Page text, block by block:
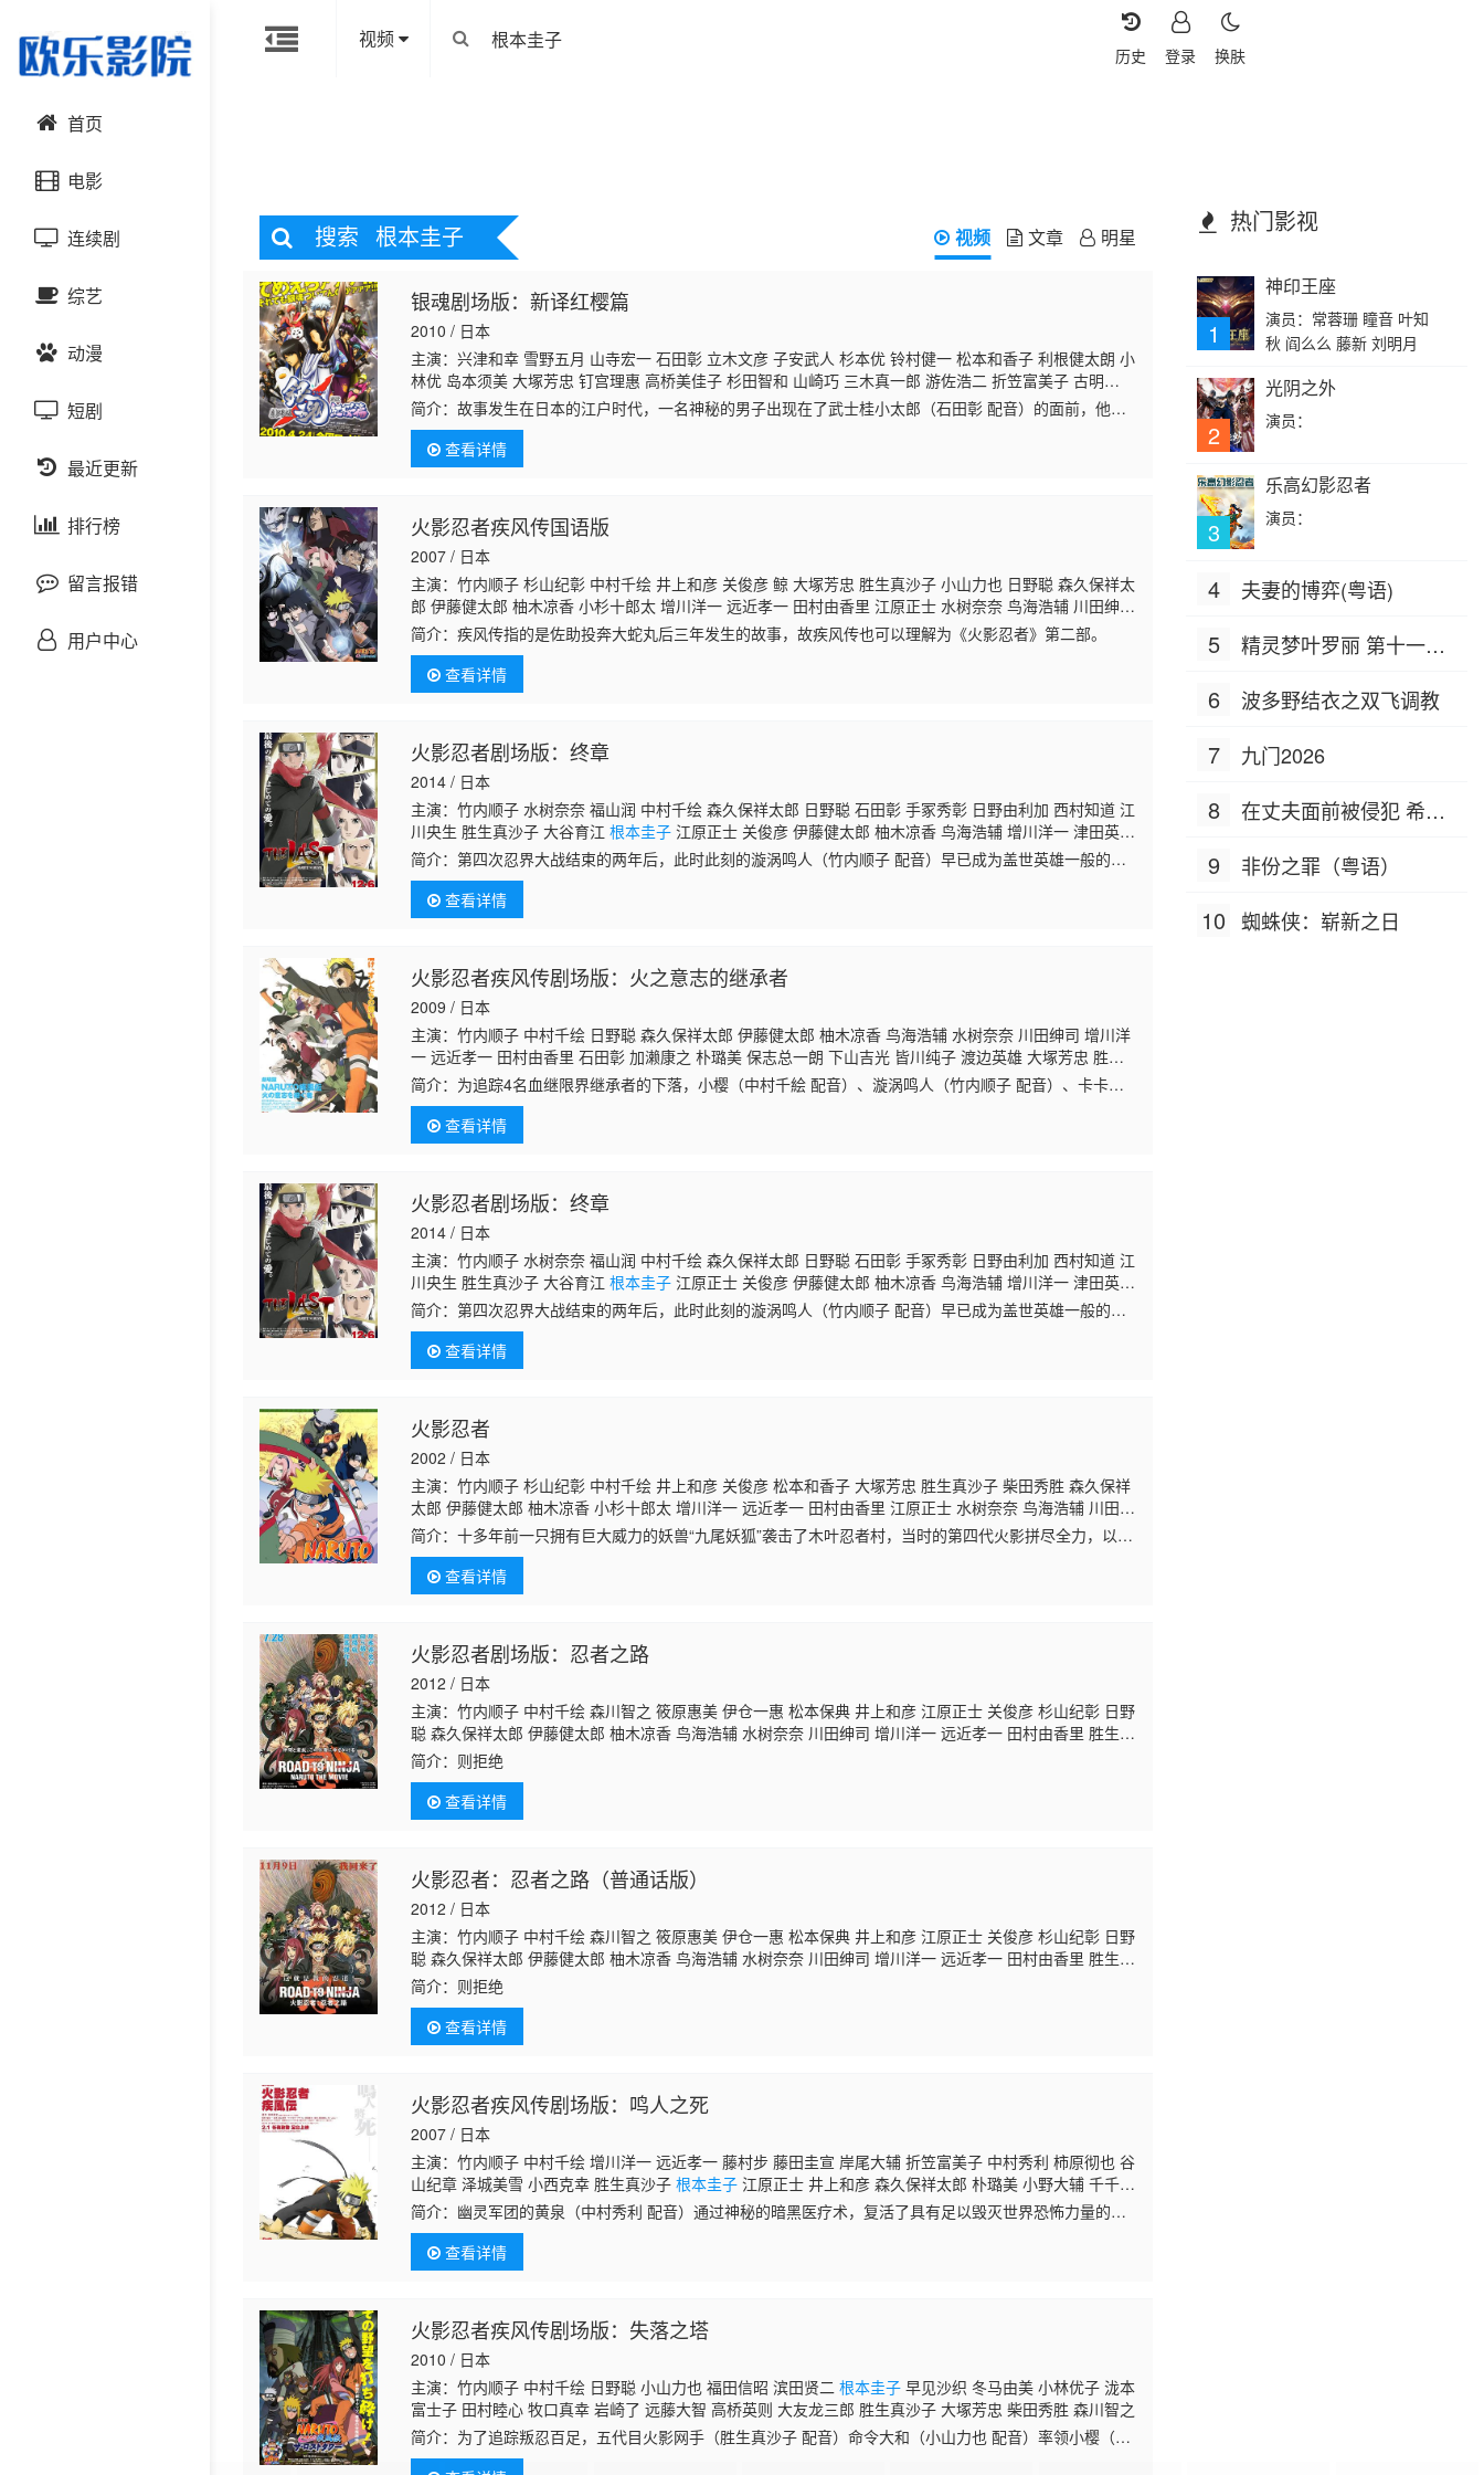
视频
换肤
登录
历史
首页
电影
动作片
喜剧片
爱情片
科幻片
恐怖片
剧情片
战争片
悬疑片
连续剧
国产剧
港台剧
日韩剧
欧美剧
泰国剧
综艺
大陆综艺
日韩综艺
港台综艺
欧美综艺
动漫
国产动漫
日韩动漫
欧美动漫
短剧
最近更新
排行榜
留言报错
用户中心
搜索 根本圭子 视频 文章 明星
银魂剧场版：新译红樱篇
2010 / 日本
主演：兴津和幸 雪野五月 山寺宏一 石田彰 立木文彦 子安武人 杉本优 铃村健一 松本和香子 利根健太朗 小
林优 岛本须美 大塚芳忠 钉宫理惠 高桥美佳子 杉田智和 山崎巧 三木真一郎 游佐浩二 折笠富美子 古明
华 堂坂晃三 茶风林 阪口大助 中井和哉 日野聪 高松信司 宫崎宽务 千叶进步 冈崎雅纮 若本规夫 高桥研
二根本圭子青山穰 大西健晴 早水理沙 铃木清信 太田哲治 坂口候一 传坂勉 喜山茂雄 近藤浩德 石川和之
简介：故事发生在日本的江户时代，一名神秘的男子出现在了武士桂小太郎（石田彰 配音）的面前，他手
握妖刀“红樱”，要求试刀，这个夜晚之后，桂便下落不明。桂的宠物伊丽莎白（高松信司 配音）找到万事
屋的神乐（钉宫理
查看详情
火影忍者疾风传国语版
2007 / 日本
主演：竹内顺子 杉山纪彰 中村千绘 井上和彦 关俊彦 鲸 大塚芳忠 胜生真沙子 小山力也 日野聪 森久保祥太
郎 伊藤健太郎 柚木凉香 小杉十郎太 增川洋一 远近孝一 田村由香里 江原正士 水树奈奈 鸟海浩辅 川田绅
司 落合露美根本圭子大谷育江 重松朋 下屋则子 飞田展男 石田彰 朴璐美 加濑康之 中田让治 谷育子 石川
英郎 檀臣幸 内田直哉 近藤隆 东条加那子 阪口周平 川本克彦 樱井孝宏 寺杣昌纪 土师孝也 堀内贤雄 森田
顺平 田中敦子 小山茉美 神奈延年 中村大树 家中宏 福田信昭 楠大典 本田贵子 平
简介：疾风传指的是佐助投奔大蛇丸后三年发生的故事，故疾风传也可以理解为《火影忍者》第二部。
查看详情
火影忍者剧场版：终章
2014 / 日本
主演：竹内顺子 水树奈奈 福山润 中村千绘 森久保祥太郎 日野聪 石田彰 手冢秀彰 日野由利加 西村知道 江
川央生 胜生真沙子 大谷育江根本圭子 江原正士 关俊彦 伊藤健太郎 柚木凉香 鸟海浩辅 增川洋一 津田英
三 浅井清己 落合露美 河野智之 坪井智浩 朝仓荣介 志田有彩 洞内爱 齐藤贵美子 菊池心 桑原由气 竹内荣
治 高田里穗 桥爪爱 大桥卓弥 常田真太郎 堀内贤雄 佐佐木望 能登麻美子 杉山纪彰 玄田哲章 井上和彦
简介：第四次忍界大战结束的两年后，此时此刻的漩涡鸣人（竹内顺子 配音）早已成为盖世英雄一般的人
物，无论他走到哪里都受到女孩子和小朋友的喜爱与追捧，他似乎也有其享受这样喧嚣欢闹的氛围。与之
相对，壁花小姐日向雏
查看详情
火影忍者疾风传剧场版：火之意志的继承者
2009 / 日本
主演：竹内顺子 中村千绘 日野聪 森久保祥太郎 伊藤健太郎 柚木凉香 鸟海浩辅 水树奈奈 川田绅司 增川洋
一 远近孝一 田村由香里 石田彰 加濑康之 朴璐美 保志总一朗 下山吉光 皆川纯子 渡边英雄 大塚芳忠 胜生
真沙子根本圭子河野智之 坪井智浩 朝仓荣介 柴田秀胜 小杉十郎太 杉山纪彰 小森创介 七绪春日 铃森勘
司 井上和彦
简介： 为追踪4名血继限界继承者的下落，小樱（中村千絵 配音）、漩涡鸣人（竹内顺子 配音）、卡卡西
（井上和彦 配音）和佐井奉命前往。但在岩隐和草隐交界的须弥山失去目标，鸣人和佐井也身受重伤。在
此之后，自称卑留
查看详情
火影忍者剧场版：终章
2014 / 日本
主演：竹内顺子 水树奈奈 福山润 中村千绘 森久保祥太郎 日野聪 石田彰 手冢秀彰 日野由利加 西村知道 江
川央生 胜生真沙子 大谷育江根本圭子 江原正士 关俊彦 伊藤健太郎 柚木凉香 鸟海浩辅 增川洋一 津田英
三 浅井清己 落合露美 河野智之 坪井智浩 朝仓荣介 志田有彩 洞内爱 齐藤贵美子 菊池心 桑原由气 竹内荣
治 高田里穗 桥爪爱 大桥卓弥 常田真太郎 堀内贤雄 佐佐木望 能登麻美子 杉山纪彰 玄田哲章 井上和彦
简介：第四次忍界大战结束的两年后，此时此刻的漩涡鸣人（竹内顺子 配音）早已成为盖世英雄一般的人
物，无论他走到哪里都受到女孩子和小朋友的喜爱与追捧，他似乎也有其享受这样喧嚣欢闹的氛围。与之
相对，壁花小姐日
查看详情
火影忍者
2002 / 日本
主演：竹内顺子 杉山纪彰 中村千绘 井上和彦 关俊彦 松本和香子 大塚芳忠 胜生真沙子 柴田秀胜 森久保祥
太郎 伊藤健太郎 柚木凉香 小杉十郎太 增川洋一 远近孝一 田村由香里 江原正士 水树奈奈 鸟海浩辅 川田绅
司 落合露美 大谷育江 重松朋 下屋则子 飞田展男 石冢运升 浅野真由美 石田彰 加濑康之 朴璐美 中田让
治 保志总一朗 神奈延年 三木真一郎 中村大树 家中宏 福田信昭 楠大典 本田贵子 平田广明 津田健次郎 坪
井智浩 河野智之
简介：十多年前一只拥有巨大威力的妖兽“九尾妖狐”袭击了木叶忍者村，当时的第四代火影拼尽全力，以自
己的生命为代价将“九尾妖狐”封印在了刚出生的鸣人身上。木叶村终于恢复了平静，但村民们却把鸣人当成
像“九尾妖
查看详情
火影忍者剧场版：忍者之路
2012 / 日本
主演：竹内顺子 中村千绘 森川智之 筱原惠美 伊仓一惠 松本保典 井上和彦 江原正士 关俊彦 杉山纪彰 日野
聪 森久保祥太郎 伊藤健太郎 柚木凉香 鸟海浩辅 水树奈奈 川田绅司 增川洋一 远近孝一 田村由香里 胜生真
沙子根本圭子
史 樱井敏治 朝仓荣介 松本忍 宫下典子 织部由香里 大塚芳忠 玄田哲章 内田直哉
简介： 则拒绝
查看详情
火影忍者：忍者之路（普通话版）
2012 / 日本
主演：竹内顺子 中村千绘 森川智之 筱原惠美 伊仓一惠 松本保典 井上和彦 江原正士 关俊彦 杉山纪彰 日野
聪 森久保祥太郎 伊藤健太郎 柚木凉香 鸟海浩辅 水树奈奈 川田绅司 增川洋一 远近孝一 田村由香里 胜生真
沙子根本圭子
史 樱井敏治 朝仓荣介 松本忍 宫下典子 织部由香里 大塚芳忠 玄田哲章 内田直哉
简介： 则拒绝
查看详情
火影忍者疾风传剧场版：鸣人之死
2007 / 日本
主演：竹内顺子 中村千绘 增川洋一 远近孝一 藤村步 藤田圭宣 岸尾大辅 折笠富美子 中村秀利 柿原彻也 谷
山纪章 泽城美雪 小西克幸 胜生真沙子根本圭子 江原正士 井上和彦 森久保祥太郎 朴璐美 小野大辅 千千和
龙策 峰健一 藤井启辅 西野阳子 锅井真纪子 安齐一博 木村拓 栉田泰道 石上裕一 远藤大辅 增田隆之 松尾
大亮 石川静 加藤精三
简介： 幽灵军团的黄泉（中村秀利 配音）通过神秘的暗黑医疗术，复活了具有足以毁灭世界恐怖力量的魔
物魍魉（加藤精三 配音），希望以此建立黑暗的千年王国。魍魉俯身于黄泉身上，随即命令幽灵军团攻打
鬼之国，企图杀害具
查看详情
火影忍者疾风传剧场版：失落之塔
2010 / 日本
主演：竹内顺子 中村千绘 日野聪 小山力也 福田信昭 滨田贤二根本圭子 早见沙织 冬马由美 小林优子 泷本
富士子 田村睦心 牧口真幸 岩崎了 远藤大智 高桥英则 大友龙三郎 胜生真沙子 大塚芳忠 柴田秀胜 森川智之
简介： 为了追踪叛忍百足，五代目火影网手（胜生真沙子 配音）命令大和（小山力也 配音）率领小樱（中
村千絵 配音）、漩涡鸣人（竹内顺子 配音）、佐井（日野聪 配音）等人前往楼兰。楼兰某处地下藏有蕴含
热门影视
1
神印王座
演员：常蓉珊 瞳音 叶知
秋 阎么么 藤新 刘明月
2
光阴之外
演员：
3
乐高幻影忍者
演员：
4 夫妻的博弈(粤语)
5
精灵梦叶罗丽 第十一季
6 波多野结衣之双飞调教
7 九门2026
8
在丈夫面前被侵犯 希岛
9 非份之罪（粤语）
10 蜘蛛侠：崭新之日